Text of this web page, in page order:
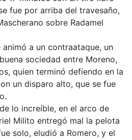
fue por arriba del travesaño,
sobre Radamel
a un contraataque, un
sociedad entre Moreno,
quien terminó defiendo en la
un disparo alto, que se fue
lo increíble, en el arco de
Milito entregó mal la pelota
solo, eludió a Romero, y el